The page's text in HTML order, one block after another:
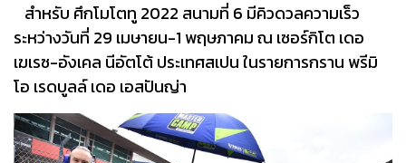
สำหรับ ศึกโมโตทู 2022 สนามที่ 6 มีคิวดวลความเร็ว
ระหว่างวันที่ 29 เมษายน-1 พฤษภาคม ณ เซอร์กิโต เดอ
เฆเรซ-อังเคล นีอัตโต้ ประเทศสเปน ในรายการกราน พรีมิ
โอ เรดบูลล์ เดอ เอสปันญ่า